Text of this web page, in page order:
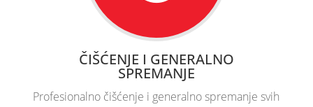
ČIŠĆENJE I GENERALNO
SPREMANJE
Profesionalno čišćenje i generalno spremanje svih